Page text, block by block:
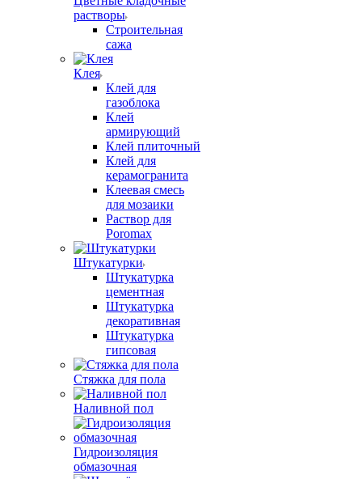
растворы
Строительная
сажа
Клея
Клей для
газоблока
Клей
армирующий
Клей плиточный
Клей для
керамогранита
Клеевая смесь
для мозаики
Раствор для
Poromax
Штукатурки
Штукатурка
цементная
Штукатурка
декоративная
Штукатурка
гипсовая
Стяжка для пола
Наливной пол
Гидроизоляция
обмазочная